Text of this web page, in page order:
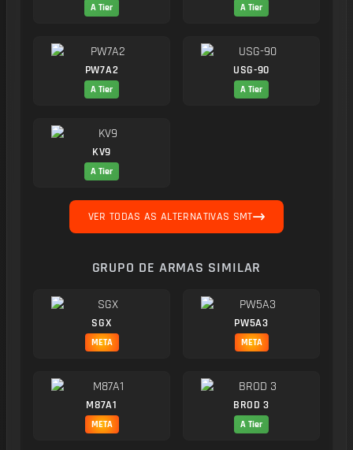
A Tier A Tier
PW7A2
A Tier
USG-90
A Tier
KV9
A Tier
VER TODAS AS ALTERNATIVAS SMT
GRUPO DE ARMAS SIMILAR
SGX
META
PW5A3
META
M87A1
META
BROD 3
A Tier